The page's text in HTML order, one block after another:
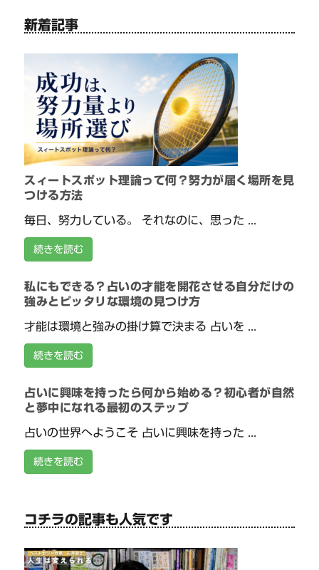
新着記事
スィートスポット理論って何？努力が届く場所を見
つける方法
毎日、努力している。 それなのに、思った ...
続きを読む
私にもできる？占いの才能を開花させる自分だけの
強みとピッタリな環境の見つけ方
才能は環境と強みの掛け算で決まる 占いを ...
続きを読む
占いに興味を持ったら何から始める？初心者が自然
と夢中になれる最初のステップ
占いの世界へようこそ 占いに興味を持った ...
続きを読む
コチラの記事も人気です